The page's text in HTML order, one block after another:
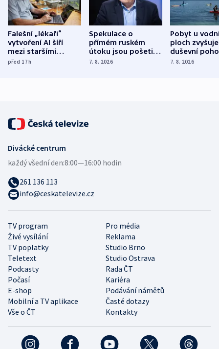
Falešní „lékaři“
vytvoření AI šíří
mezi staršími
Poláky nebezpečné
před 17h
Spekulace o
přímém ruském
útoku jsou pošetilé,
míní estonský
7. 8. 2026
Pobyt u
ploch zvyšuje
duševní
ukázala
7. 8. 2026
TV program
Pro média
Živé vysílání
Reklama
TV poplatky
Studio Brno
Teletext
Studio Ostrava
Podcasty
Rada ČT
Počasí
Kariéra
E-shop
Podávání námětů
Mobilní a TV aplikace
Časté dotazy
Vše o ČT
Kontakty
Divácké centrum
každý všední den:8:00—16:00 hodin
261 136 113
info@ceskatelevize.cz